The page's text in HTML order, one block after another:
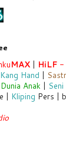
MAX | HiLF -
Kang Hand |
Dunia Anak |
| Kliping Pers |